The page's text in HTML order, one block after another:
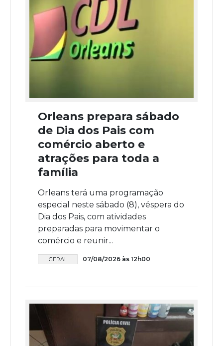
Orleans prepara sábado
de Dia dos Pais com
comércio aberto e
atrações para toda a
família
Orleans terá uma programação
especial neste sábado (8), véspera do
Dia dos Pais, com atividades
preparadas para movimentar o
comércio e reunir...
GERAL 07/08/2026 às 12h00